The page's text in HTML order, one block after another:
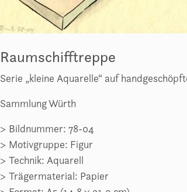
Raumschifftreppe
Serie „kleine Aquarelle“ auf
Sammlung Würth
Bildnummer: 78-04
Motivgruppe: Figur
Technik: Aquarell
Trägermaterial: Papier